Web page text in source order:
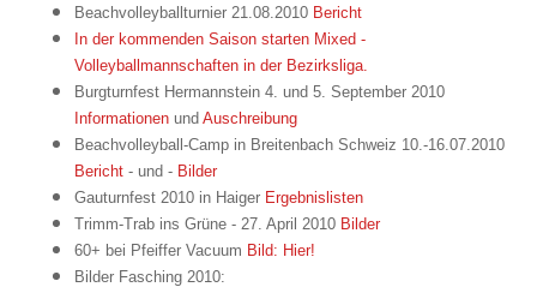
Beachvolleyballturnier 21.08.2010 Bericht
In der kommenden Saison starten Mixed -
Volleyballmannschaften in der Bezirksliga.
Burgturnfest Hermannstein 4. und 5. September 2010
Informationen und Auschreibung
Beachvolleyball-Camp in Breitenbach Schweiz 10.-16.07.2010
Bericht - und - Bilder
Gauturnfest 2010 in Haiger Ergebnislisten
Trimm-Trab ins Grüne - 27. April 2010 Bilder
60+ bei Pfeiffer Vacuum Bild: Hier!
Bilder Fasching 2010: